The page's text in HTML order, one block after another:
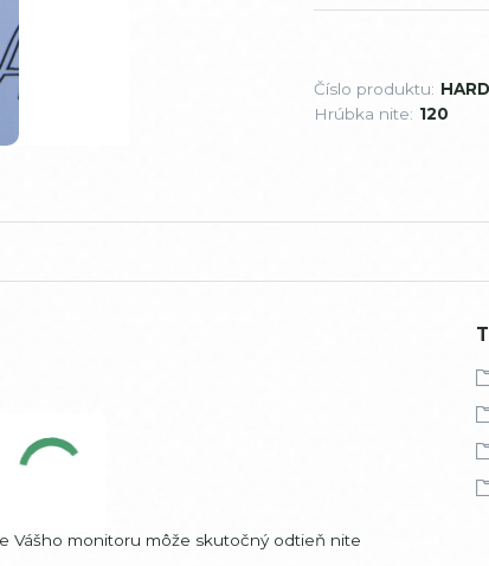
Číslo produktu:
Hrúbka nite: 120
Vášho monitoru môže skutočný odtieň nite